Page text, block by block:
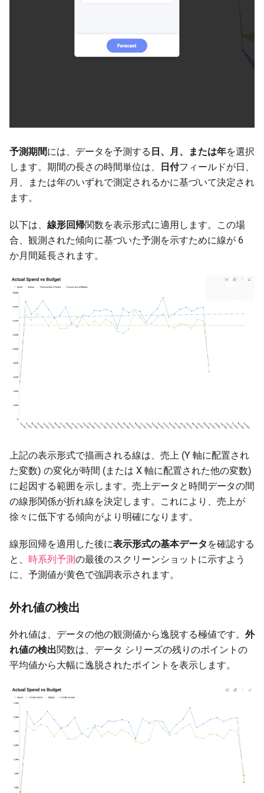
予測期間には、データを予測する 日、月、または年を選択
します。期間の長さの時間単位は、
日付フィールドが日、
月、または年のいずれで測定されるかに基づいて決定され
ます。
以下は、 線形回帰関数を表示形式に適用します。この場
合、観測された傾向に基づいた予測を示すために線が 6
か月間延長されます。
上記の表示形式で描画される線は、売上 (Y 軸に配置され
た変数) の変化が時間 (または X 軸に配置された他の変数)
に起因する範囲を示します。売上データと時間データの間
の線形関係が折れ線を決定します。これにより、売上が
徐々に低下する傾向がより明確になります。
線形回帰を適用した後に表示形式の基本データ を確認する
と、 時系列予測の最後のスクリーンショットに示すよう
に、予測値が黄色で強調表示されます。
外れ値の検出
外れ値は、データの他の観測値から逸脱する極値です。 外
れ値の検出関数は、データ シリーズの残りのポイントの
平均値から大幅に逸脱されたポイントを表示します。